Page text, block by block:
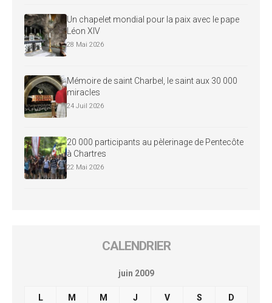
Un chapelet mondial pour la paix avec le pape
Léon XIV
28 Mai 2026
Mémoire de saint Charbel, le saint aux 30 000
miracles
24 Juil 2026
20 000 participants au pèlerinage de Pentecôte
à Chartres
22 Mai 2026
CALENDRIER
juin 2009
L M M J V S D